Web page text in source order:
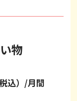
物
込）/月間